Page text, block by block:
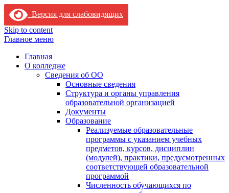
Версия для слабовидящих
Skip to content
Главное меню
Главная
О колледже
Сведения об ОО
Основные сведения
Структура и органы управления
образовательной организацией
Документы
Образование
Реализуемые образовательные
программы с указанием учебных
предметов, курсов, дисциплин
(модулей), практики, предусмотренных
соответствующей образовательной
программой
Численность обучающихся по